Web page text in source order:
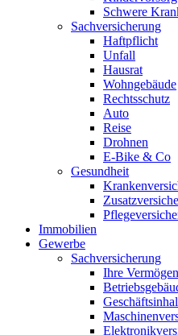
Schwere
Sachversicherung
Haftpflicht
Unfall
Hausrat
Wohngebäude
Rechtsschutz
Auto
Reise
Drohnen
E-Bike & Co
Gesundheit
Immobilien
Gewerbe
Sachversicherung
Ihre